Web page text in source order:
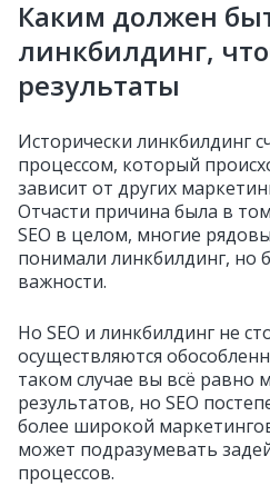
Каким должен
линкбилдинг,
результаты
Исторически линкбилдинг
процессом, который
зависит от других
Отчасти причина была в
SEO в целом, многие
понимали линкбилдинг, но
важности.
Но SEO и линкбилдинг не
осуществляются
таком случае вы всё равно
результатов, но SEO
более широкой
может подразумевать
процессов.